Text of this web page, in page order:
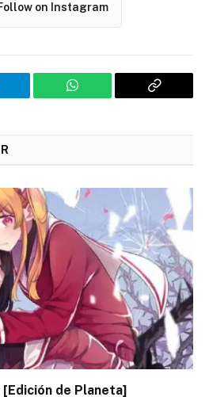
on Instagram
WhatsApp
Copy
de Planeta]